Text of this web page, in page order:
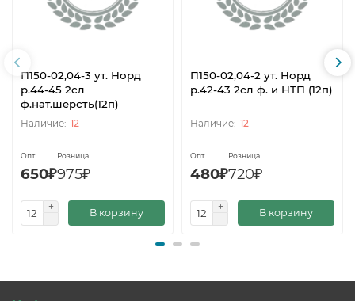
П150-02,04-3 ут. Норд
р.44-45 2сл
ф.нат.шерсть(12п)
12
Опт
650₽
Розница
975₽
В корзину
П150-02,04-2 ут. Норд
р.42-43 2сл ф. и НТП (12п)
12
Опт
480₽
Розница
720₽
В корзину